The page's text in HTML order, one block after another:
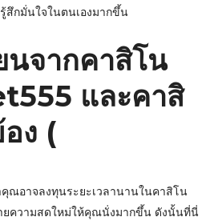
สึกมั่นใจในตนเองมากขึ้น
นจากคาสิโน
และคาสิ
ง (
คุณอาจลงทุนระยะเวลานานในคาสิโน
ความสดใหม่ให้คุณนั่งมากขึ้น ดังนั้นที่นี่